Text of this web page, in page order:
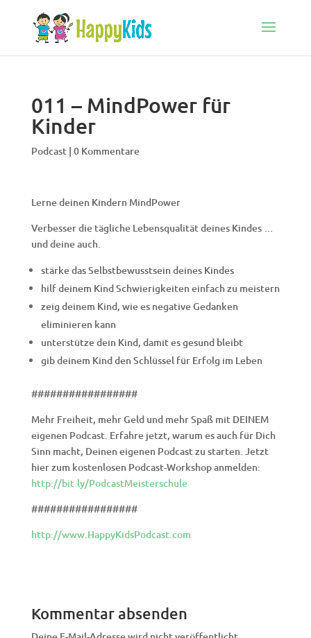
011 – MindPower für
Kinder
Podcast| 0 Kommentare
Lerne deinen Kindern MindPower
Verbesser die tägliche Lebensqualität deines Kindes …
und deine auch.
stärke das Selbstbewusstsein deines Kindes
hilf deinem Kind Schwierigkeiten einfach zu meistern
zeig deinem Kind, wie es negative Gedanken
eliminieren kann
unterstütze dein Kind, damit es gesund bleibt
gib deinem Kind den Schlüssel für Erfolg im Leben
#################
Mehr Freiheit, mehr Geld und mehr Spaß mit DEINEM
eigenen Podcast. Erfahre jetzt, warum es auch für Dich
Sinn macht, Deinen eigenen Podcast zu starten. Jetzt
hier zum kostenlosen Podcast-Workshop anmelden:
http://bit.ly/PodcastMeisterschule
#################
http://www.HappyKidsPodcast.com
Kommentar absenden